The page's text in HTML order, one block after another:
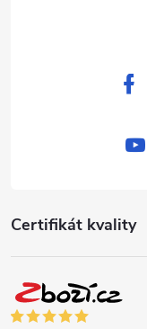
Certifikát kvality